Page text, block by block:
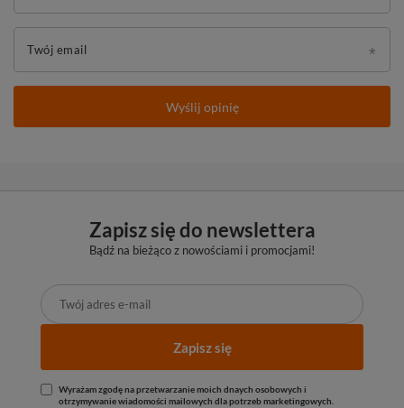
Twój email
Wyślij opinię
Zapisz się do newslettera
Bądź na bieżąco z nowościami i promocjami!
Zapisz się
Wyrażam zgodę na przetwarzanie moich dnaych osobowych i
otrzymywanie wiadomości mailowych dla potrzeb marketingowych.